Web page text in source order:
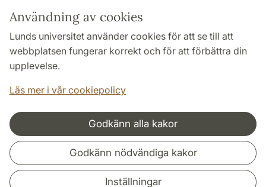
Användning av cookies
Lunds universitet använder cookies för att se till att
webbplatsen fungerar korrekt och för att förbättra din
upplevelse.
Läs mer i vår cookiepolicy
Godkänn alla kakor
Godkänn nödvändiga kakor
Inställningar
Genvägar
Om webbplatsen och cookies
Behandling av personuppgifter
Tillgänglighetsredogörelse
Samarbeten och nätverk